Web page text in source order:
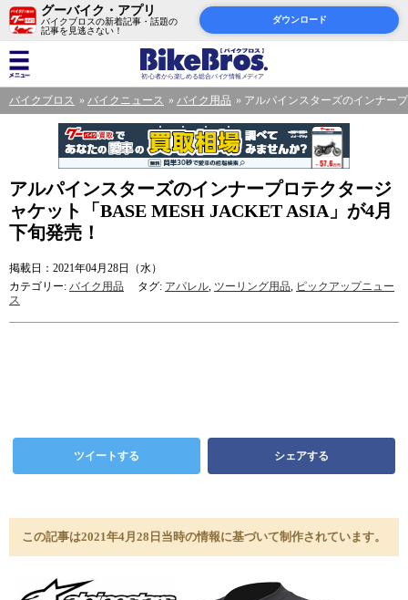
グーバイク・アプリ
バイクブロスの新着記事・話題の
記事を見逃さない！
ダウンロード
バイクブロス バイクニュース バイク用品 アルパインスターズのインナー
アルパインスターズのインナープロテクタージ
ャケット「BASE MESH JACKET ASIA」が4月
下旬発売！
掲載日：2021年04月28日（水）
カテゴリー: バイク用品 タグ: アパレル, ツーリング用品, ピックアップニュー
ス
ツイートする シェアする
この記事は2021年4月28日当時の情報に基づいて制作されています。